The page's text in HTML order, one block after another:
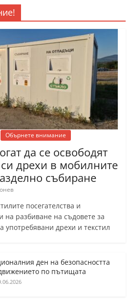
Обърнете внимание
да се освободят
дрехи в мобилните
събиране
посегателства и
на разбиване на съдовете за
употребявани дрехи и текстил
ден на безопасността
по пътищата